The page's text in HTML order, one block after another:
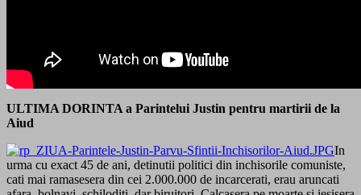
ULTIMA DORINTA a Parintelui Justin pentru martirii de la
Aiud
In
urma cu exact 45 de ani, detinutii politici din inchisorile comuniste,
cati mai ramasesera din cei 2.000.000 de incarcerati, erau aruncati